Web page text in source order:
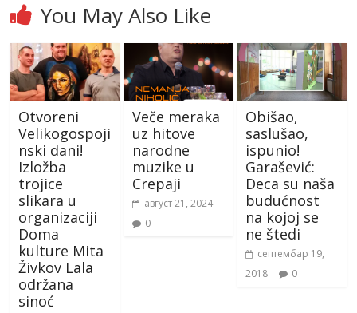
You May Also Like
Otvoreni
Velikogospoji
nski dani!
Izložba
trojice
slikara u
organizaciji
Doma
kulture Mita
Živkov Lala
održana
sinoć
Veče meraka
uz hitove
narodne
muzike u
Crepaji
август 21, 2024
0
Obišao,
saslušao,
ispunio!
Garašević:
Deca su naša
budućnost
na kojoj se
ne štedi
септембар 19,
2018
0